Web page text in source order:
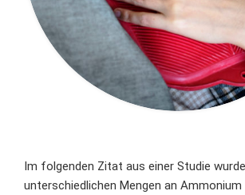
Im folgenden Zitat aus einer Studie
unterschiedlichen Mengen an